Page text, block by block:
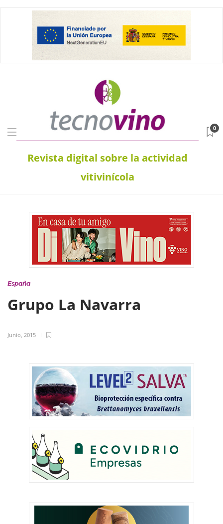
Revista digital sobre la actividad
vitivinícola
0
España
Grupo La Navarra
Junio, 2015